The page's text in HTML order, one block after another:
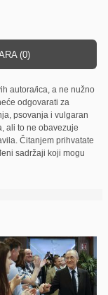
(0)
autora/ica, a ne nužno
odgovarati za
psovanja i vulgaran
ali to ne obavezuje
Čitanjem prihvatate
sadržaji koji mogu